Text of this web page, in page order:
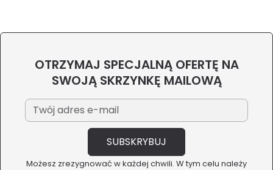
OTRZYMAJ SPECJALNĄ OFERTĘ NA
SWOJĄ SKRZYNKĘ MAILOWĄ
Możesz zrezygnować w każdej chwili. W tym celu należy